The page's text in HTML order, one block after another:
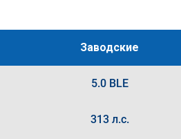
Заводские
5.0 BLE
313 л.с.